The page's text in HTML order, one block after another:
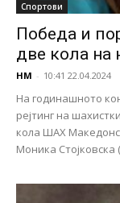
Спортови
Победа и
две кола на
НМ - 10:41 22.04.2024
На годинашното
рејтинг на
кола ШАХ
Моника Стојковска